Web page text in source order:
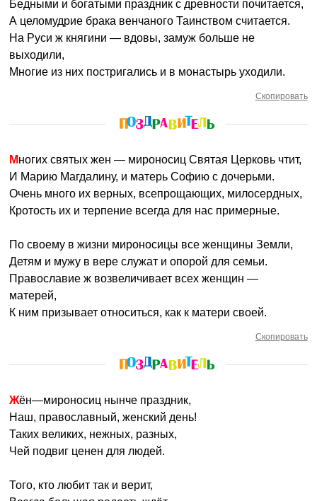
Бедными и богатыми праздник с древности почитается,
А целомудрие брака венчаного Таинством считается.
На Руси ж княгини — вдовы, замуж больше не
выходили,
Многие из них постригались и в монастырь уходили.
Скопировать
Многих святых жен — мироносиц Святая Церковь чтит,
И Марию Магдалину, и матерь Софию с дочерьми.
Очень много их верных, всепрощающих, милосердных,
Кротость их и терпение всегда для нас примерные.
По своему в жизни мироносицы все женщины Земли,
Детям и мужу в вере служат и опорой для семьи.
Православие ж возвеличивает всех женщин —
матерей,
К ним призывает относиться, как к матери своей.
Скопировать
Жён—мироносиц нынче праздник,
Наш, православный, женский день!
Таких великих, нежных, разных,
Чей подвиг ценен для людей.
Того, кто любит так и верит,